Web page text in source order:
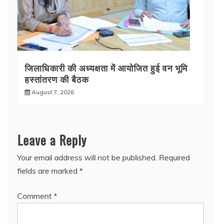
जिलाधिकारी की अध्यक्षता में आयोजित हुई वन भूमि
हस्तांतरण की बैठक
August 7, 2026
Leave a Reply
Your email address will not be published. Required
fields are marked *
Comment *